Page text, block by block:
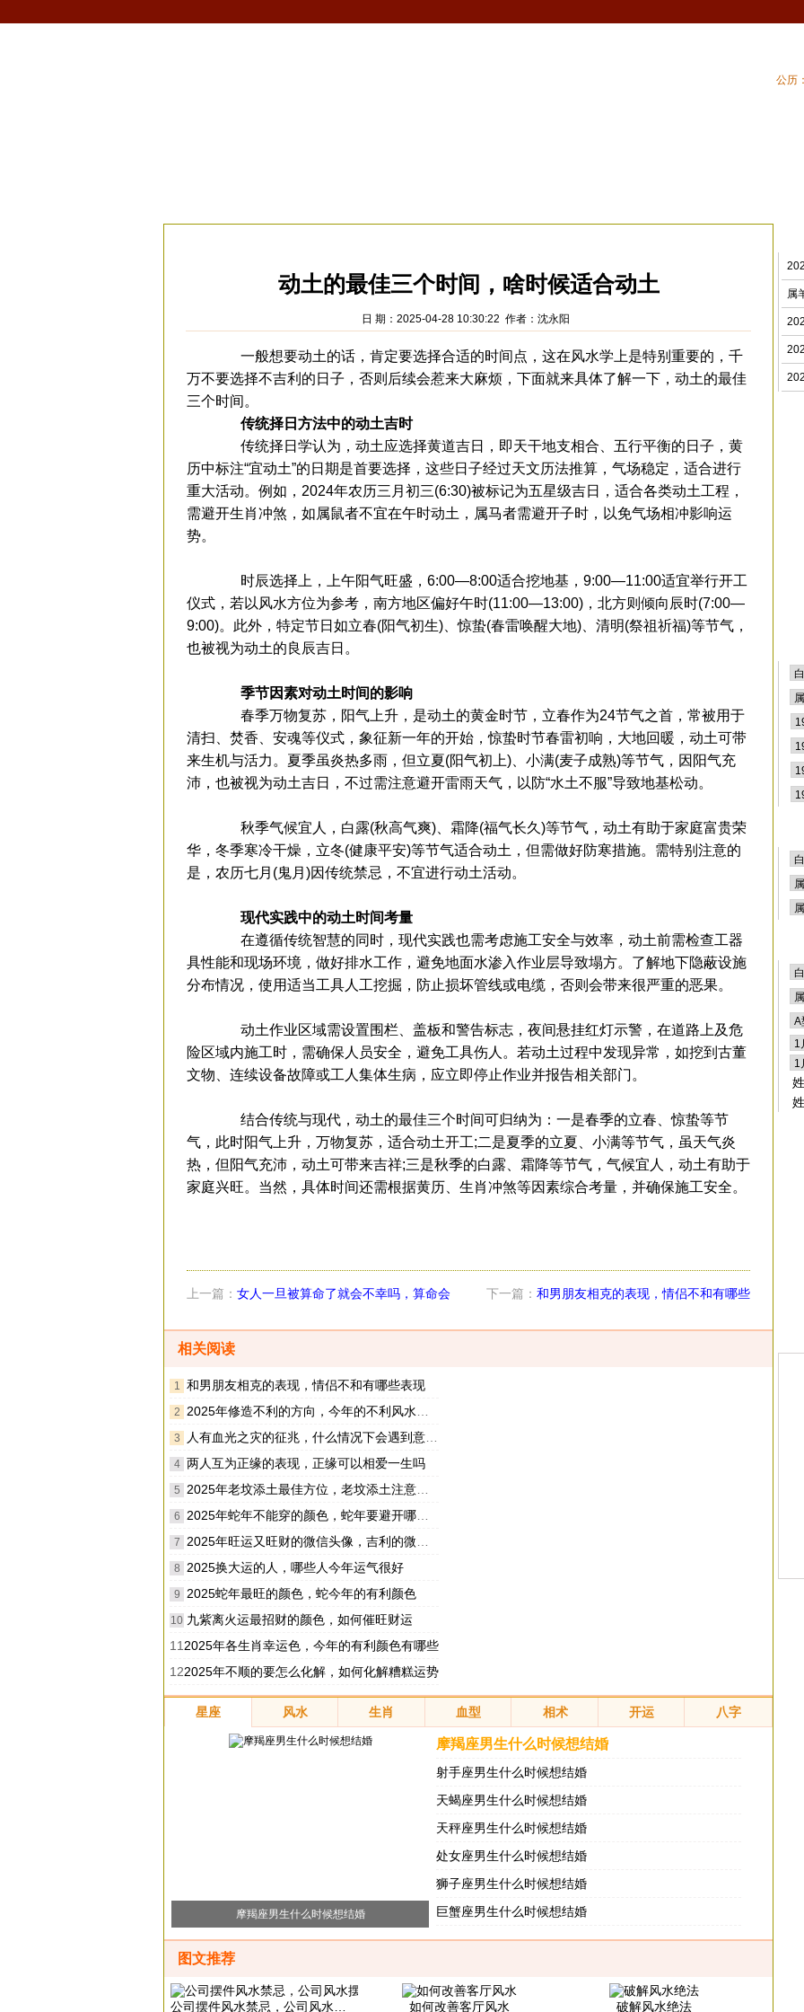
公历
动土的最佳三个时间，啥时候适合动土
日 期：2025-04-28 10:30:22 作者：沈永阳
一般想要动土的话，肯定要选择合适的时间点，这在风水学上是特别重要的，千
万不要选择不吉利的日子，否则后续会惹来大麻烦，下面就来具体了解一下，动土的最佳
三个时间。
传统择日方法中的动土吉时
传统择日学认为，动土应选择黄道吉日，即天干地支相合、五行平衡的日子，黄
历中标注“宜动土”的日期是首要选择，这些日子经过天文历法推算，气场稳定，适合进行
重大活动。例如，2024年农历三月初三(6:30)被标记为五星级吉日，适合各类动土工程，
需避开生肖冲煞，如属鼠者不宜在午时动土，属马者需避开子时，以免气场相冲影响运
势。
时辰选择上，上午阳气旺盛，6:00—8:00适合挖地基，9:00—11:00适宜举行开工
仪式，若以风水方位为参考，南方地区偏好午时(11:00—13:00)，北方则倾向辰时(7:00—
9:00)。此外，特定节日如立春(阳气初生)、惊蛰(春雷唤醒大地)、清明(祭祖祈福)等节气，
也被视为动土的良辰吉日。
季节因素对动土时间的影响
春季万物复苏，阳气上升，是动土的黄金时节，立春作为24节气之首，常被用于
清扫、焚香、安魂等仪式，象征新一年的开始，惊蛰时节春雷初响，大地回暖，动土可带
来生机与活力。夏季虽炎热多雨，但立夏(阳气初上)、小满(麦子成熟)等节气，因阳气充
沛，也被视为动土吉日，不过需注意避开雷雨天气，以防“水土不服”导致地基松动。
秋季气候宜人，白露(秋高气爽)、霜降(福气长久)等节气，动土有助于家庭富贵荣
华，冬季寒冷干燥，立冬(健康平安)等节气适合动土，但需做好防寒措施。需特别注意的
是，农历七月(鬼月)因传统禁忌，不宜进行动土活动。
现代实践中的动土时间考量
在遵循传统智慧的同时，现代实践也需考虑施工安全与效率，动土前需检查工器
具性能和现场环境，做好排水工作，避免地面水渗入作业层导致塌方。了解地下隐蔽设施
分布情况，使用适当工具人工挖掘，防止损坏管线或电缆，否则会带来很严重的恶果。
动土作业区域需设置围栏、盖板和警告标志，夜间悬挂红灯示警，在道路上及危
险区域内施工时，需确保人员安全，避免工具伤人。若动土过程中发现异常，如挖到古董
文物、连续设备故障或工人集体生病，应立即停止作业并报告相关部门。
结合传统与现代，动土的最佳三个时间可归纳为：一是春季的立春、惊蛰等节
气，此时阳气上升，万物复苏，适合动土开工;二是夏季的立夏、小满等节气，虽天气炎
热，但阳气充沛，动土可带来吉祥;三是秋季的白露、霜降等节气，气候宜人，动土有助于
家庭兴旺。当然，具体时间还需根据黄历、生肖冲煞等因素综合考量，并确保施工安全。
上一篇： 女人一旦被算命了就会不幸吗，算命会
影响运势吗
下一篇： 和男朋友相克的表现，情侣不和有哪些
相关阅读
1 和男朋友相克的表现，情侣不和有哪些表现
2 2025年修造不利的方向，今年的不利风水方位在哪
3 人有血光之灾的征兆，什么情况下会遇到意外事故
4 两人互为正缘的表现，正缘可以相爱一生吗
5 2025年老坟添土最佳方位，老坟添土注意事项有哪些
6 2025年蛇年不能穿的颜色，蛇年要避开哪些颜色
7 2025年旺运又旺财的微信头像，吉利的微信头像有哪些
8 2025换大运的人，哪些人今年运气很好
9 2025蛇年最旺的颜色，蛇今年的有利颜色
10 九紫离火运最招财的颜色，如何催旺财运
11 2025年各生肖幸运色，今年的有利颜色有哪些
122025年不顺的要怎么化解，如何化解糟糕运势
星座 风水 生肖 血型 相术 开运 八字
摩羯座男生什么时候想结婚
摩羯座男生什么时候想结婚
射手座男生什么时候想结婚
天蝎座男生什么时候想结婚
天秤座男生什么时候想结婚
处女座男生什么时候想结婚
狮子座男生什么时候想结婚
巨蟹座男生什么时候想结婚
图文推荐
公司摆件风水禁忌，公司风水摆件有哪些注意事项 如何改善客厅风水 破解风水绝法
属
姓
姓